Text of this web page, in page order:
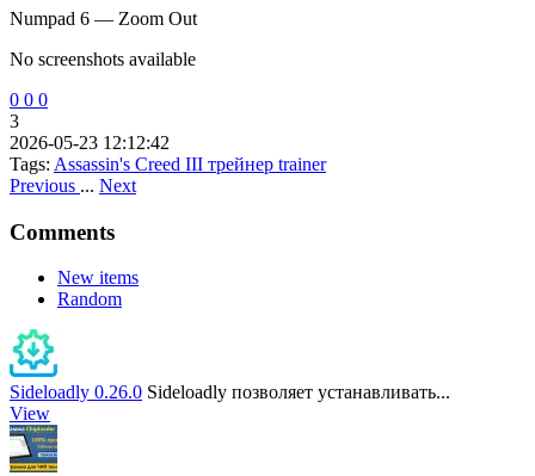
Numpad 6 — Zoom Out
No screenshots available
0 0 0
3
2026-05-23 12:12:42
Tags: Assassin's Creed III трейнер trainer
Previous ... Next
Comments
New items
Random
Sideloadly 0.26.0 Sideloadly позволяет устанавливать...
View